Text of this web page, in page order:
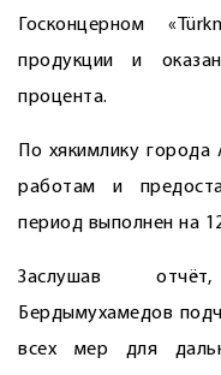
Госконцерном
продукции и
процента.
По хякимлику
работам и
период выполнен на
Заслушав
Бердымухамедов
всех мер для